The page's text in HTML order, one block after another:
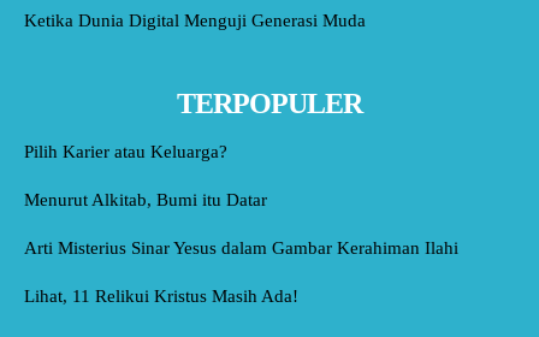
Ketika Dunia Digital Menguji Generasi Muda
TERPOPULER
Pilih Karier atau Keluarga?
Menurut Alkitab, Bumi itu Datar
Arti Misterius Sinar Yesus dalam Gambar Kerahiman Ilahi
Lihat, 11 Relikui Kristus Masih Ada!